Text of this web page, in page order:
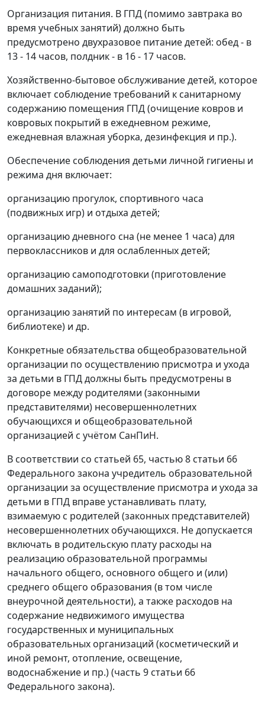
Организация питания. В ГПД (помимо завтрака во
время учебных занятий) должно быть
предусмотрено двухразовое питание детей: обед - в
13 - 14 часов, полдник - в 16 - 17 часов.
Хозяйственно-бытовое обслуживание детей, которое
включает соблюдение требований к санитарному
содержанию помещения ГПД (очищение ковров и
ковровых покрытий в ежедневном режиме,
ежедневная влажная уборка, дезинфекция и пр.).
Обеспечение соблюдения детьми личной гигиены и
режима дня включает:
организацию прогулок, спортивного часа
(подвижных игр) и отдыха детей;
организацию дневного сна (не менее 1 часа) для
первоклассников и для ослабленных детей;
организацию самоподготовки (приготовление
домашних заданий);
организацию занятий по интересам (в игровой,
библиотеке) и др.
Конкретные обязательства общеобразовательной
организации по осуществлению присмотра и ухода
за детьми в ГПД должны быть предусмотрены в
договоре между родителями (законными
представителями) несовершеннолетних
обучающихся и общеобразовательной
организацией с учётом СанПиН.
В соответствии со статьей 65, частью 8 статьи 66
Федерального закона учредитель образовательной
организации за осуществление присмотра и ухода за
детьми в ГПД вправе устанавливать плату,
взимаемую с родителей (законных представителей)
несовершеннолетних обучающихся. Не допускается
включать в родительскую плату расходы на
реализацию образовательной программы
начального общего, основного общего и (или)
среднего общего образования (в том числе
внеурочной деятельности), а также расходов на
содержание недвижимого имущества
государственных и муниципальных
образовательных организаций (косметический и
иной ремонт, отопление, освещение,
водоснабжение и пр.) (часть 9 статьи 66
Федерального закона).